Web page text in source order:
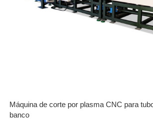
Máquina de corte por plasma CNC para
banco